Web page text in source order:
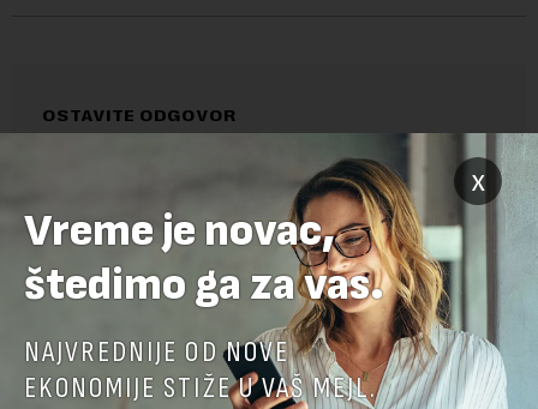
OSTAVITE ODGOVOR
x
Vreme je novac,
štedimo ga za vas.
NAJVREDNIJE OD NOVE
EKONOMIJE STIŽE U VAŠ MEJL.